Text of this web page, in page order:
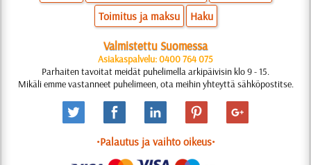
Toimitus ja maksu
Haku
Valmistettu Suomessa
Asiakaspalvelu: 0400 764 075
Parhaiten tavoitat meidät puhelimella arkipäivisin klo 9 - 15.
Mikäli emme vastanneet puhelimeen, ota meihin yhteyttä sähköpostitse.
•Palautus ja vaihto oikeus•